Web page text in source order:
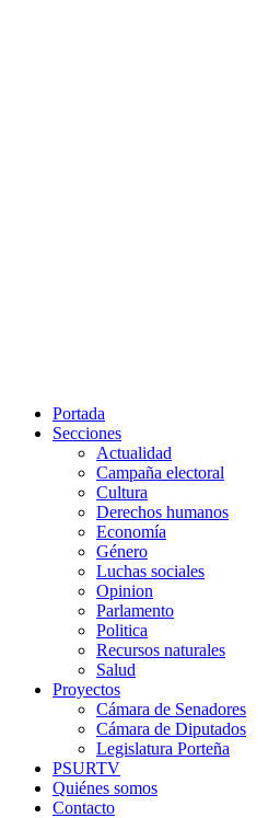
Portada
Secciones
Actualidad
Campaña electoral
Cultura
Derechos humanos
Economía
Género
Luchas sociales
Opinion
Parlamento
Politica
Recursos naturales
Salud
Proyectos
Cámara de Senadores
Cámara de Diputados
Legislatura Porteña
PSURTV
Quiénes somos
Contacto